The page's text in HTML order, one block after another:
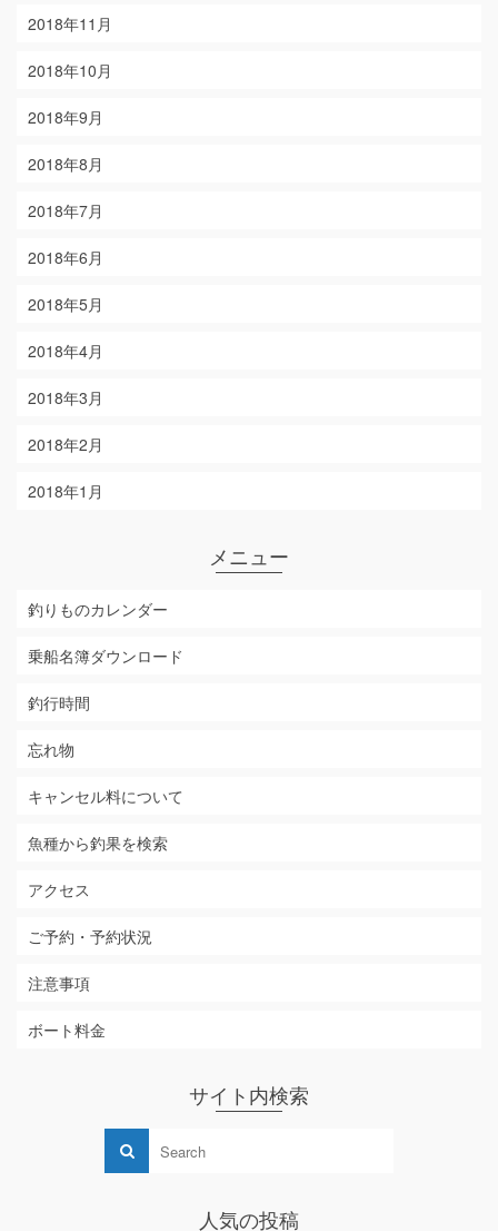
2018年11月
2018年10月
2018年9月
2018年8月
2018年7月
2018年6月
2018年5月
2018年4月
2018年3月
2018年2月
2018年1月
メニュー
釣りものカレンダー
乗船名簿ダウンロード
釣行時間
忘れ物
キャンセル料について
魚種から釣果を検索
アクセス
ご予約・予約状況
注意事項
ボート料金
サイト内検索
人気の投稿